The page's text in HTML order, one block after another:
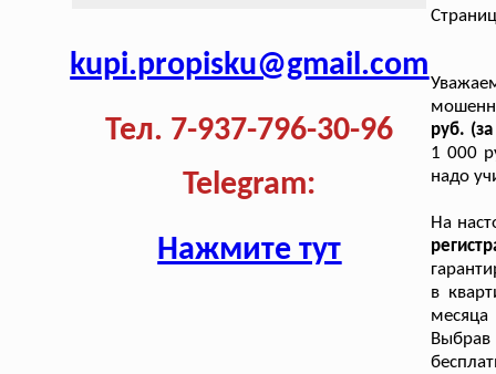
kupi.propisku@gmail.com
Тел. 7-937-796-30-96
Telegram:
Нажмите тут
руб.
1 000
надо
На
в
месяца
Выбрав